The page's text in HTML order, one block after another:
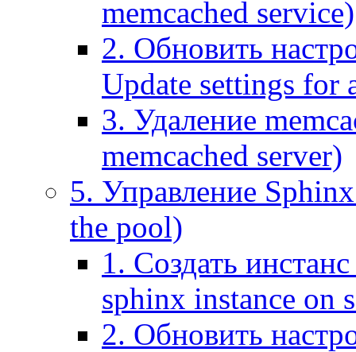
memcached service)
2. Обновить
Update settings for
3. Удаление
memcached server)
5. Управление
the pool)
1. Создать
sphinx instance on
2. Обновить